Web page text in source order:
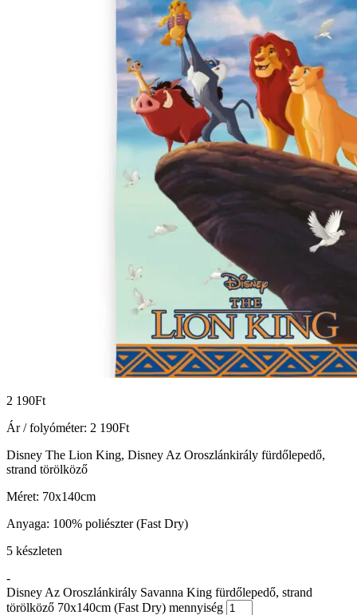
2 190Ft
Ár / folyóméter: 2 190Ft
Disney The Lion King, Disney Az Oroszlánkirály fürdőlepedő,
strand törölköző
Méret: 70x140cm
Anyaga: 100% poliészter (Fast Dry)
5 készleten
-
Disney Az Oroszlánkirály Savanna King fürdőlepedő, strand
törölköző 70x140cm (Fast Dry) mennyiség